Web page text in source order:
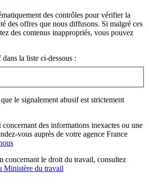
des contrôles pour vérifier la
des offres que nous diffusons. Si malgré ces
des contenus inappropriés, vous pouvez
la liste ci-dessous :
le signalement abusif est strictement
des informations inexactes ou une
vous auprès de votre agence France
concernant le droit du travail, consultez
Ministère du travail